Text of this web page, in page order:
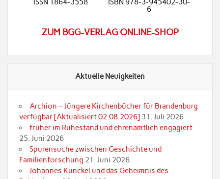
ISSN 1864-3558
ISBN 978-3-945402-30-
6
ZUM BGG-VERLAG ONLINE-SHOP
Aktuelle Neuigkeiten
Archion – Jüngere Kirchenbücher für Brandenburg
verfügbar [Aktualisiert 02.08.2026] 31. Juli 2026
früher im Ruhestand und ehrenamtlich engagiert
25. Juni 2026
Spurensuche zwischen Geschichte und
Familienforschung 21. Juni 2026
Johannes Kunckel und das Geheimnis des